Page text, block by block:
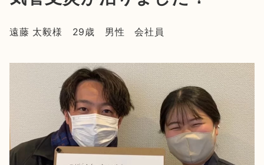
遠藤 太毅様 29歳 男性 会社員